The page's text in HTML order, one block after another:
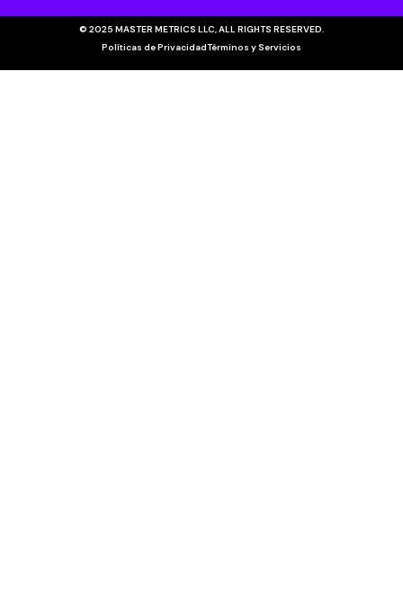
© 2025 MASTER METRICS LLC, ALL RIGHTS RESERVED.
Políticas de PrivacidadTérminos y Servicios